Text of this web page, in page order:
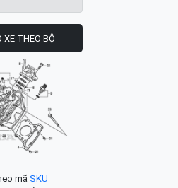
XE THEO BỘ
mãSKU